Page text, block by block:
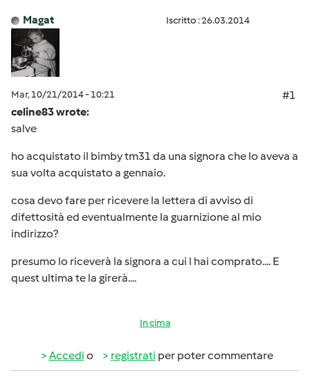
Magat Iscritto : 26.03.2014
Mar, 10/21/2014 - 10:21
#1
celine83 wrote:
salve
ho acquistato il bimby tm31 da una signora che lo aveva a
sua volta acquistato a gennaio.
cosa devo fare per ricevere la lettera di avviso di
difettosità ed eventualmente la guarnizione al mio
indirizzo?
presumo lo riceverà la signora a cui l hai comprato.... E
quest ultima te la girerà....
In cima
Accedi o registrati per poter commentare